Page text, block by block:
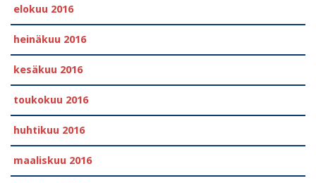
elokuu 2016
heinäkuu 2016
kesäkuu 2016
toukokuu 2016
huhtikuu 2016
maaliskuu 2016